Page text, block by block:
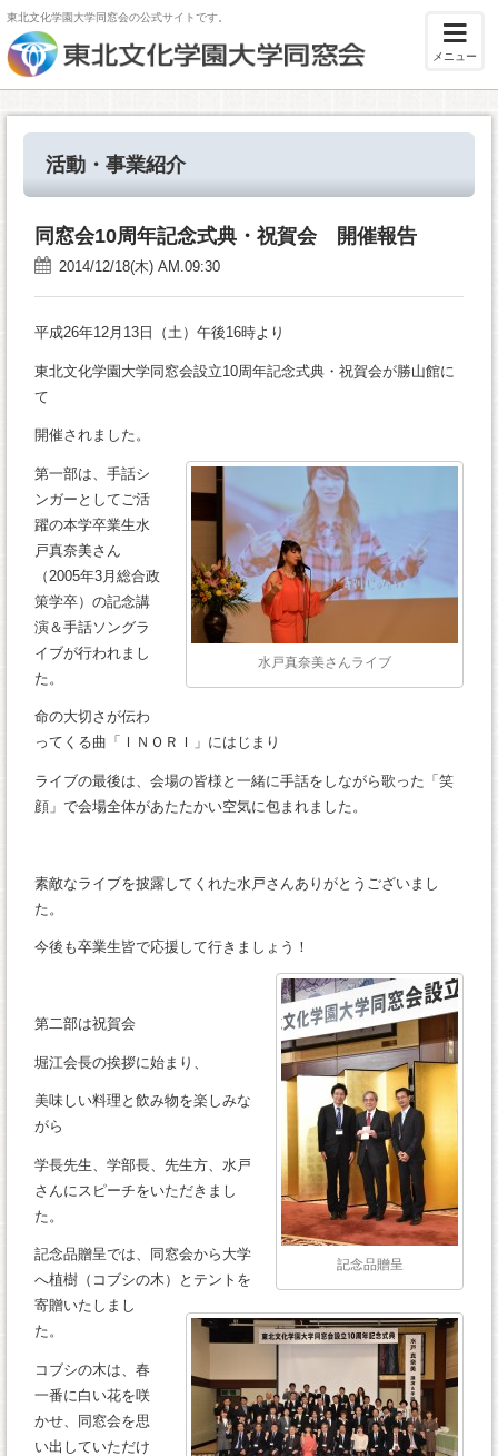
東北文化学園大学同窓会の公式サイトです。
メニュー
活動・事業紹介
同窓会10周年記念式典・祝賀会 開催報告
2014/12/18(木) AM.09:30
平成26年12月13日（土）午後16時より
東北文化学園大学同窓会設立10周年記念式典・祝賀会が勝山館に
て
開催されました。
水戸真奈美さんライブ
第一部は、手話シ
ンガーとしてご活
躍の本学卒業生水
戸真奈美さん
（2005年3月総合政
策学卒）の記念講
演＆手話ソングラ
イブが行われまし
た。
命の大切さが伝わ
ってくる曲「ＩＮＯＲＩ」にはじまり
ライブの最後は、会場の皆様と一緒に手話をしながら歌った「笑
顔」で会場全体があたたかい空気に包まれました。
素敵なライブを披露してくれた水戸さんありがとうございまし
た。
今後も卒業生皆で応援して行きましょう！
記念品贈呈
第二部は祝賀会
堀江会長の挨拶に始まり、
美味しい料理と飲み物を楽しみな
がら
学長先生、学部長、先生方、水戸
さんにスピーチをいただきまし
た。
記念品贈呈では、同窓会から大学
へ植樹（コブシの木）とテントを
寄贈いたしまし
た。
コブシの木は、春
一番に白い花を咲
かせ、同窓会を思
い出していただけ